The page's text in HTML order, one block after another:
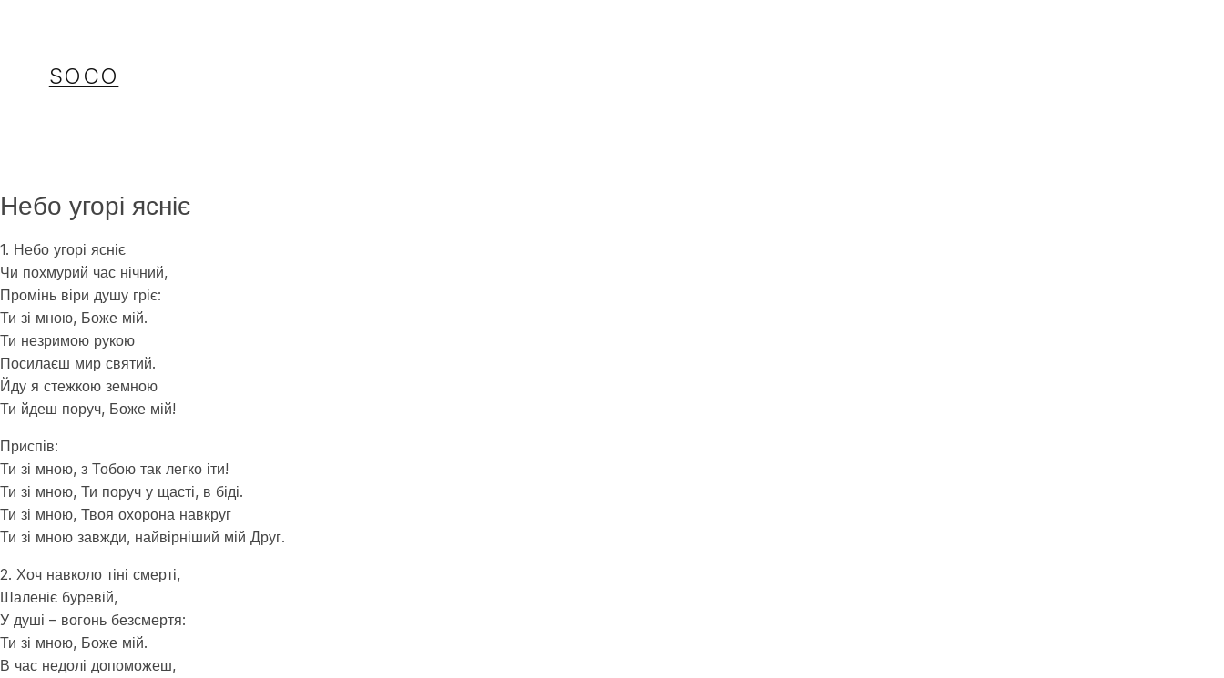
SOCO
Небо угорі ясніє
1. Небо угорі ясніє
Чи похмурий час нічний,
Промінь віри душу гріє:
Ти зі мною, Боже мій.
Ти незримою рукою
Посилаєш мир святий.
Йду я стежкою земною
Ти йдеш поруч, Боже мій!
Приспів:
Ти зі мною, з Тобою так легко іти!
Ти зі мною, Ти поруч у щасті, в біді.
Ти зі мною, Твоя охорона навкруг
Ти зі мною завжди, найвірніший мій Друг.
2. Хоч навколо тіні смерті,
Шаленіє буревій,
У душі – вогонь безсмертя:
Ти зі мною, Боже мій.
В час недолі допоможеш,